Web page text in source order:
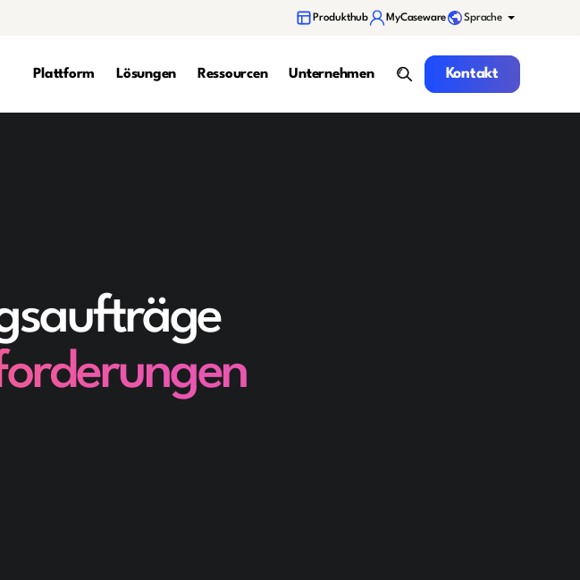
Produkthub MyCaseware Sprache
Plattform Lösungen Ressourcen Unternehmen
Suche
Kontakt
Kontakt